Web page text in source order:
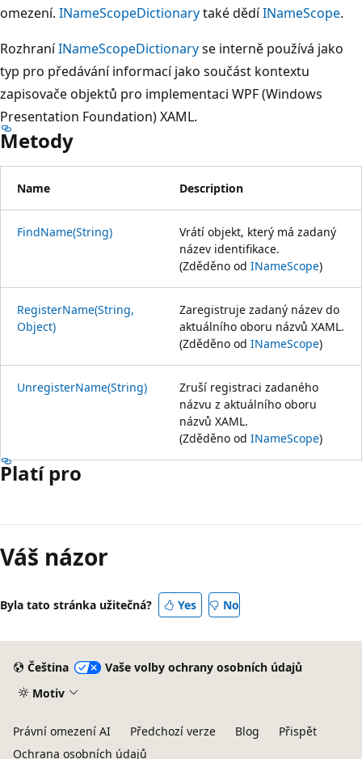
omezení. INameScopeDictionarytaké dědíINameScope.
RozhraníINameScopeDictionaryse interně používá jako
typ pro předávání informací jako součást kontextu
zapisovače objektů pro implementaci WPF (Windows
Presentation Foundation) XAML.
Metody
Name Description
FindName(String)
Vrátí objekt, který má zadaný
název identifikace.
(Zděděno od INameScope)
RegisterName(String,
Object)
Zaregistruje zadaný název do
aktuálního oboru názvů XAML.
(Zděděno od INameScope)
UnregisterName(String)
Zruší registraci zadaného
názvu z aktuálního oboru
názvů XAML.
(Zděděno od INameScope)
Platí pro
čtení
zakázán
Váš názor
Byla tato stránka užitečná? Yes No
Čeština
Vaše volby ochrany osobních údajů
Motiv
Právní omezení AI Předchozí verze Blog
Přispět
Ochrana osobních údajů